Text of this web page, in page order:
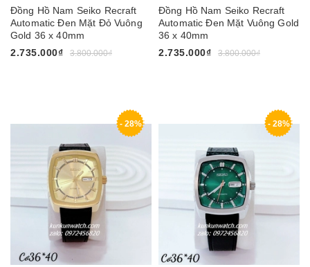
Đồng Hồ Nam Seiko Recraft
Automatic Đen Mặt Đỏ Vuông
Gold 36 x 40mm
2.735.000₫
3.800.000₫
Đồng Hồ Nam Seiko Recraft
Automatic Đen Mặt Vuông Gold
36 x 40mm
2.735.000₫
3.800.000₫
- 28% - 28%